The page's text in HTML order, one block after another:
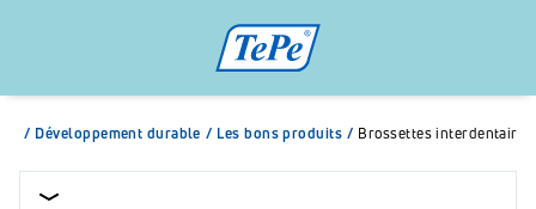
/ Développement durable / Les bons produits / Brossettes